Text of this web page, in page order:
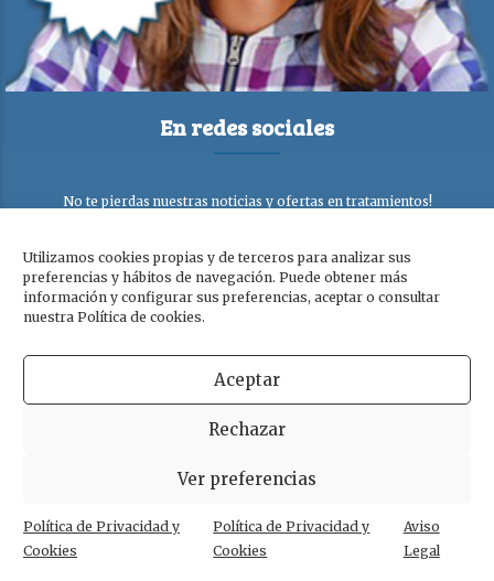
Utilizamos cookies propias y de terceros para analizar sus
preferencias y hábitos de navegación. Puede obtener más
información y configurar sus preferencias, aceptar o consultar
nuestra Política de cookies.
Aceptar
Rechazar
Ver preferencias
Política de Privacidad y
Cookies
Política de Privacidad y
Cookies
Aviso
Legal
En redes sociales
No te pierdas nuestras noticias y ofertas en tratamientos!
Copyright © Clínica Dra. Olga Cabezuelo 2026. Todos los derechos